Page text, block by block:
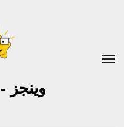
وينجز - wingiz.com